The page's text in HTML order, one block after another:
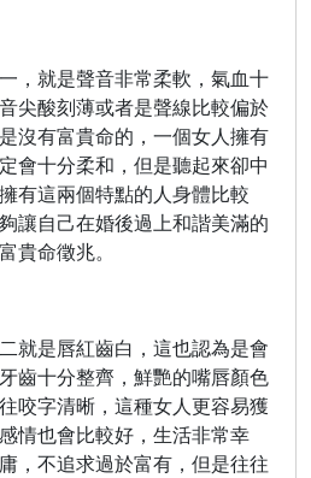
，就是聲音非常柔軟，氣血十
尖酸刻薄或者是聲線比較偏於
沒有富貴命的，一個女人擁有
會十分柔和，但是聽起來卻中
有這兩個特點的人身體比較
讓自己在婚後過上和諧美滿的
貴命徵兆。
就是唇紅齒白，這也認為是會
齒十分整齊，鮮艷的嘴唇顏色
咬字清晰，這種女人更容易獲
情也會比較好，生活非常幸
，不追求過於富有，但是往往